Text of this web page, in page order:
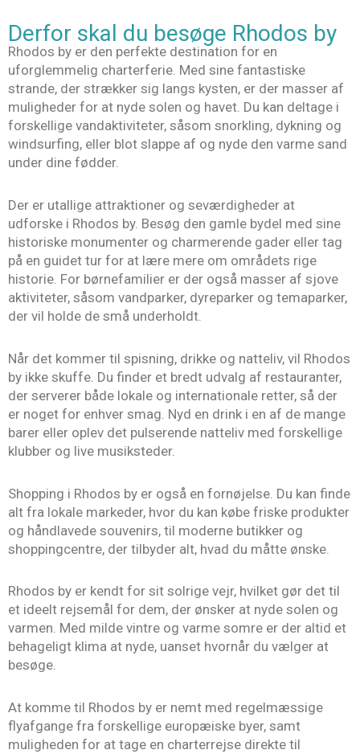
Derfor skal du besøge Rhodos by
Rhodos by er den perfekte destination for en
uforglemmelig charterferie. Med sine fantastiske
strande, der strækker sig langs kysten, er der masser af
muligheder for at nyde solen og havet. Du kan deltage i
forskellige vandaktiviteter, såsom snorkling, dykning og
windsurfing, eller blot slappe af og nyde den varme sand
under dine fødder.
Der er utallige attraktioner og seværdigheder at
udforske i Rhodos by. Besøg den gamle bydel med sine
historiske monumenter og charmerende gader eller tag
på en guidet tur for at lære mere om områdets rige
historie. For børnefamilier er der også masser af sjove
aktiviteter, såsom vandparker, dyreparker og temaparker,
der vil holde de små underholdt.
Når det kommer til spisning, drikke og natteliv, vil Rhodos
by ikke skuffe. Du finder et bredt udvalg af restauranter,
der serverer både lokale og internationale retter, så der
er noget for enhver smag. Nyd en drink i en af de mange
barer eller oplev det pulserende natteliv med forskellige
klubber og live musiksteder.
Shopping i Rhodos by er også en fornøjelse. Du kan finde
alt fra lokale markeder, hvor du kan købe friske produkter
og håndlavede souvenirs, til moderne butikker og
shoppingcentre, der tilbyder alt, hvad du måtte ønske.
Rhodos by er kendt for sit solrige vejr, hvilket gør det til
et ideelt rejsemål for dem, der ønsker at nyde solen og
varmen. Med milde vintre og varme somre er der altid et
behageligt klima at nyde, uanset hvornår du vælger at
besøge.
At komme til Rhodos by er nemt med regelmæssige
flyafgange fra forskellige europæiske byer, samt
muligheden for at tage en charterrejse direkte til